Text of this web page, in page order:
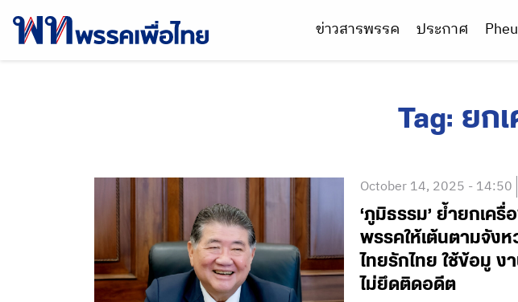
ข่าวสารพรรค ประกาศ
Tag: ยก
October 14, 2025 - 14:50
‘ภูมิธรรม’ ย้ำยกเค
พรรคให้เต้นตามจังห
ไทยรักไทย ใช้ข้อมู
ไม่ยึดติดอดีต